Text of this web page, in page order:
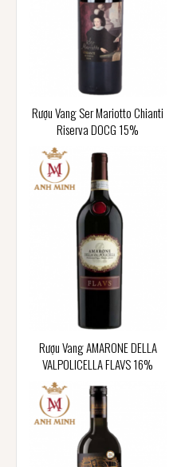
Rượu Vang Ser Mariotto Chianti
Riserva DOCG 15%
Rượu Vang AMARONE DELLA
VALPOLICELLA FLAVS 16%